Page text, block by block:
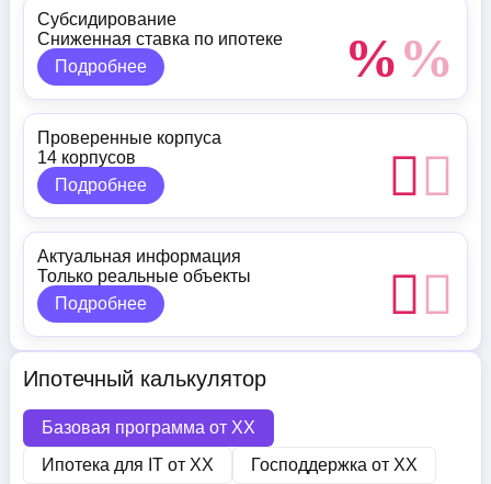
Субсидирование
Сниженная ставка по ипотеке
Подробнее
Проверенные корпуса
14 корпусов
Подробнее
Актуальная информация
Только реальные объекты
Подробнее
Ипотечный калькулятор
Базовая программа от XX
Ипотека для IT от XX Господдержка от XX